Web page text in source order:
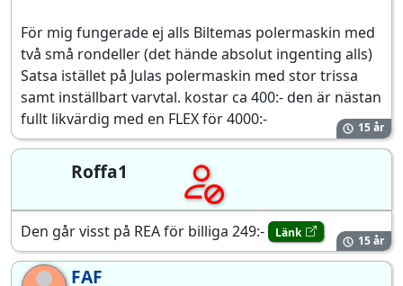
För mig fungerade ej alls Biltemas polermaskin med
två små rondeller (det hände absolut ingenting alls)
Satsa istället på Julas polermaskin med stor trissa
samt inställbart varvtal. kostar ca 400:- den är nästan
fullt likvärdig med en FLEX för 4000:-
15 år
Roffa1
Den går visst på REA för billiga 249:- Länk
15 år
FAF